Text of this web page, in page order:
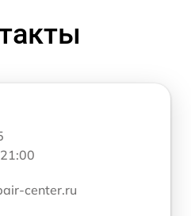
center.ru